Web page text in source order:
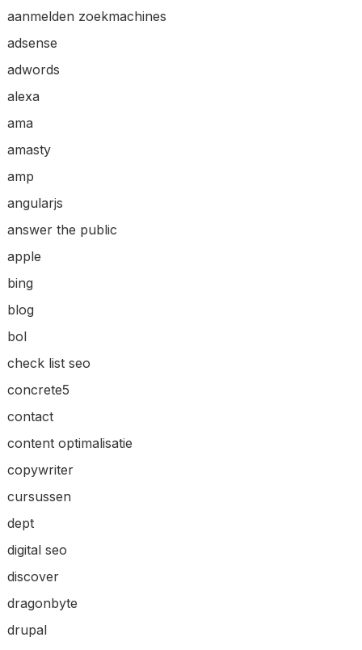
aanmelden zoekmachines
adsense
adwords
alexa
ama
amasty
amp
angularjs
answer the public
apple
bing
blog
bol
check list seo
concrete5
contact
content optimalisatie
copywriter
cursussen
dept
digital seo
discover
dragonbyte
drupal